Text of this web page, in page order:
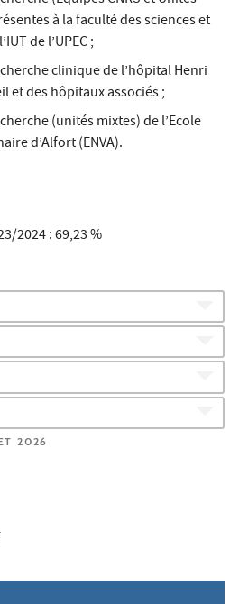
à la faculté des sciences et
de l’UPEC ;
clinique de l’hôpital Henri
et des hôpitaux associés ;
(unités mixtes) de l’Ecole
d’Alfort (ENVA).
2024 : 69,23 %
2026